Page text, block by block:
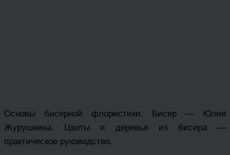
Основы бисерной флористики. Бисер — Юлия
Журушкина. Цветы и деревья из бисера —
практическое руководство.